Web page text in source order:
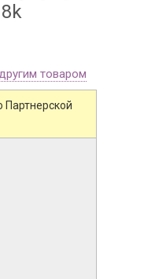
товаром
Партнерской